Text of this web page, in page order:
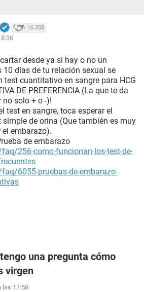
16.358
desde ya si hay o no un
días de tu relación sexual se
test cuantitativo en sangre para HCG
DE PREFERENCIA (La que te da
no solo + o -)!
test en sangre, toca esperar el
simple de orina (Que también es muy
embarazo).
de embarazo
256-como-funcionan-los-test-de-
6055-pruebas-de-embarazo-
una pregunta cómo
virgen
las 17:58